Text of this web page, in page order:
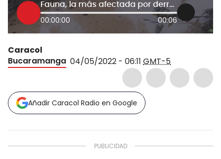
Fauna, la más afectada por derrame de hidrocarburos en Barrancabermeja
00:00:00 00:06
Caracol
Bucaramanga 04/05/2022 - 06:11 GMT-5
Añadir Caracol Radio en Google